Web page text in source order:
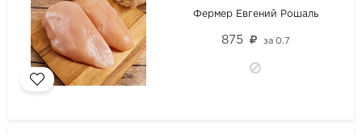
Фермер Евгений Рошаль
875 за 0.7